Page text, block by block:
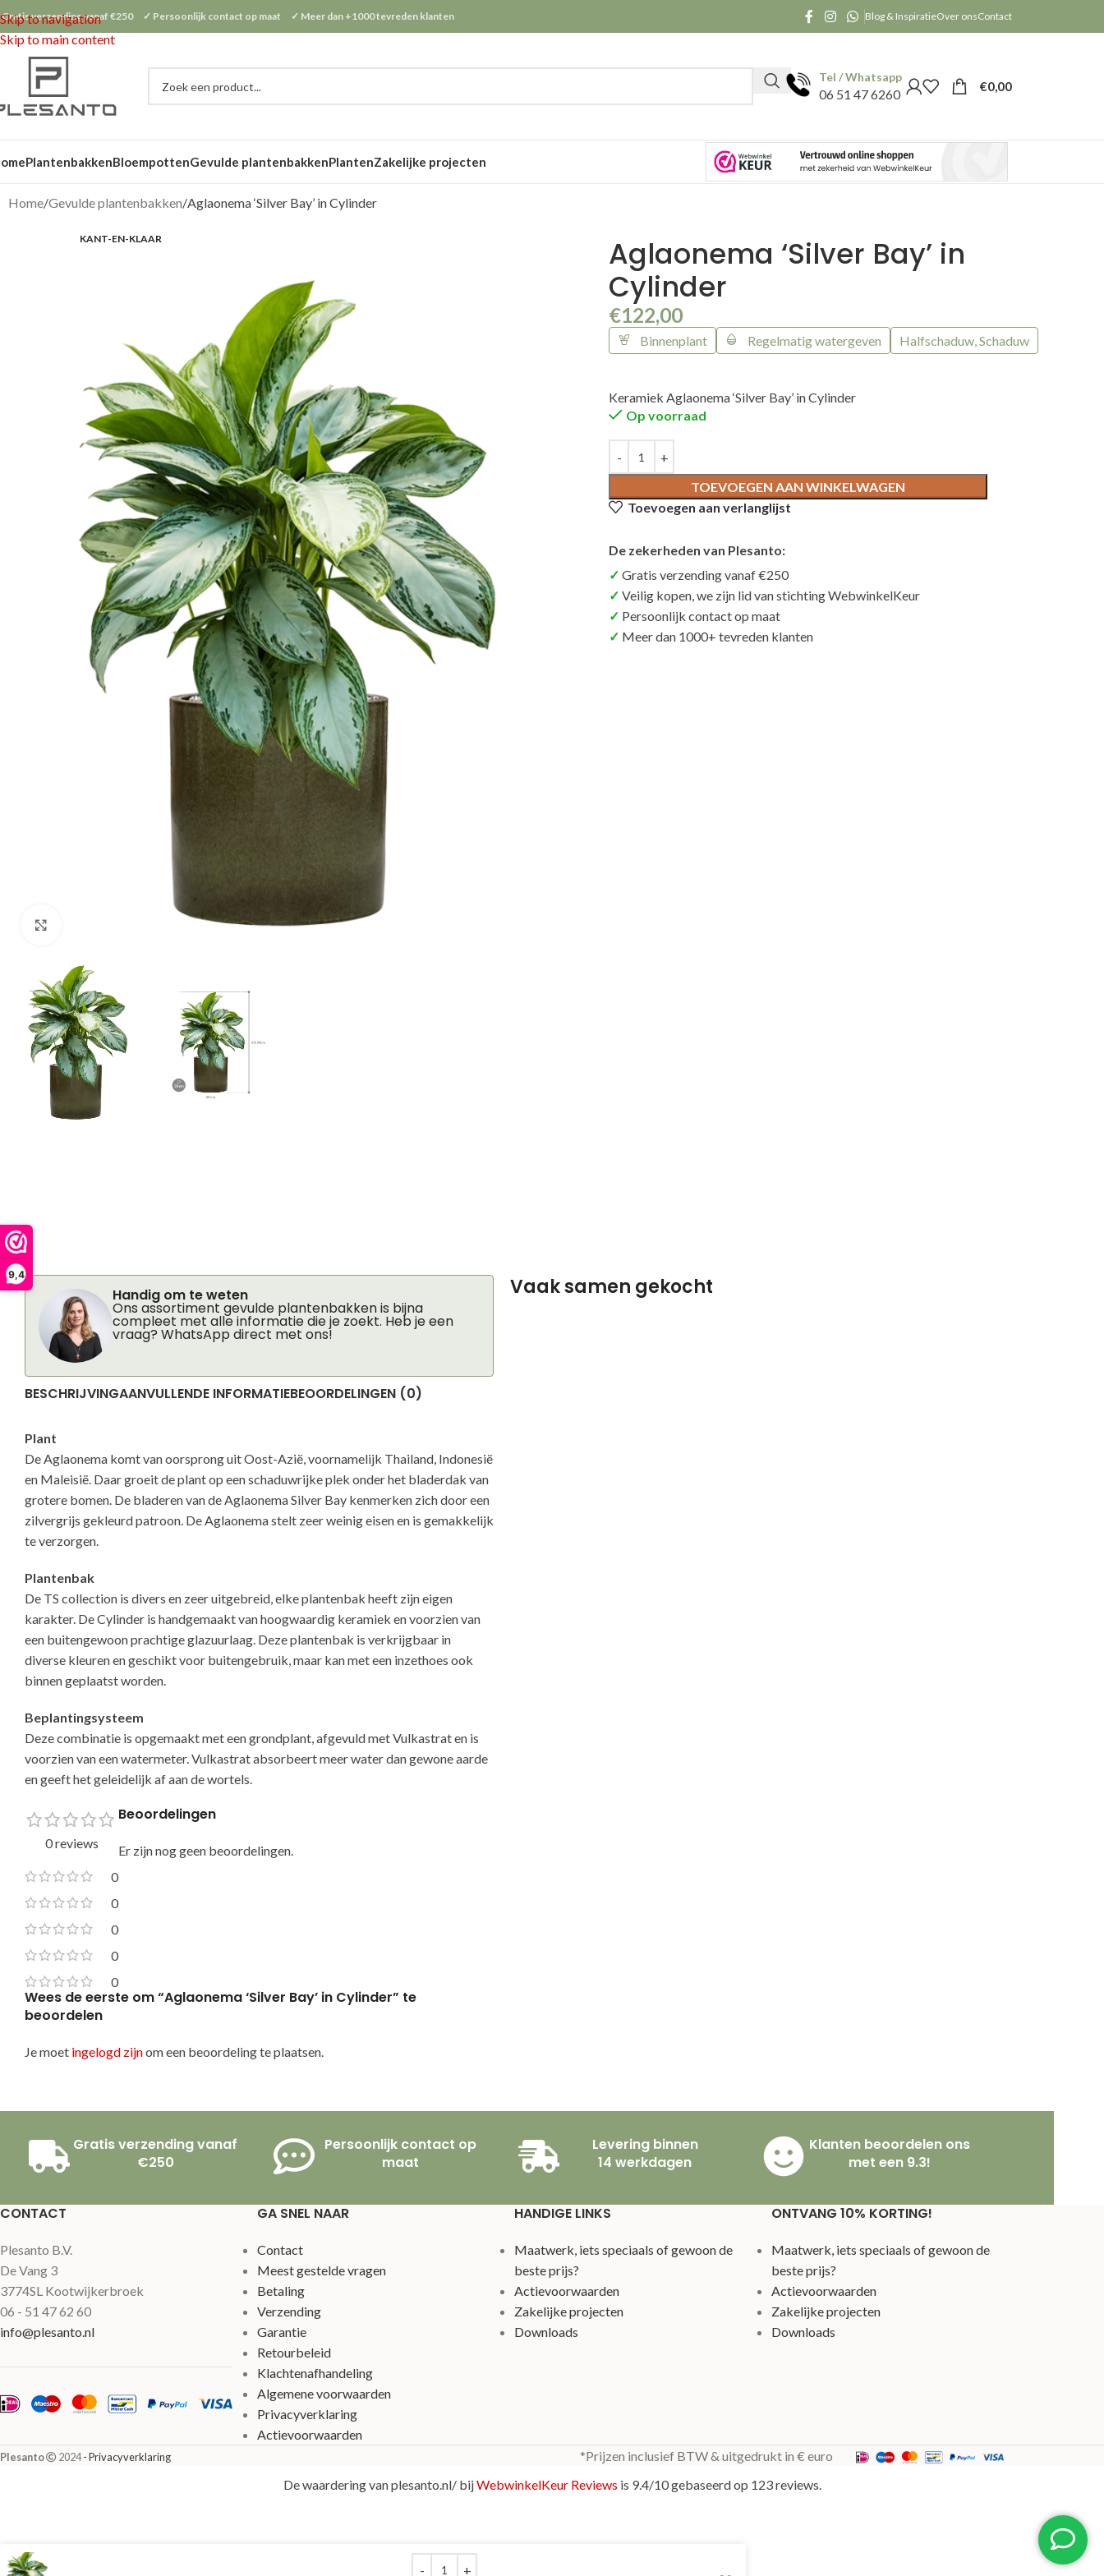
9,4
Skip to navigation
Skip to main content
verzending vanaf €250 ✓ Persoonlijk contact op maat ✓ Meer dan +1000 tevreden klanten Blog & InspiratieOver onsContact
Tel / Whatsapp
06 51 47 6260
€0,00
PlantenbakkenBloempottenGevulde plantenbakkenPlantenZakelijke projecten
Home Gevulde plantenbakken Aglaonema ‘Silver Bay’ in Cylinder
KANT-EN-KLAAR
Aglaonema ‘Silver Bay’ in
Cylinder
€122,00
Binnenplant Regelmatig watergeven Halfschaduw, Schaduw
Keramiek Aglaonema ‘Silver Bay’ in Cylinder
Op voorraad
TOEVOEGEN AAN WINKELWAGEN
Toevoegen aan verlanglijst
De zekerheden van Plesanto:
Gratis verzending vanaf €250
Veilig kopen, we zijn lid van stichting WebwinkelKeur
Persoonlijk contact op maat
Meer dan 1000+ tevreden klanten
Handig om te weten
Ons assortiment gevulde plantenbakken is bijna
compleet met alle informatie die je zoekt. Heb je een
vraag? WhatsApp direct met ons!
BESCHRIJVINGAANVULLENDE INFORMATIEBEOORDELINGEN (0)
Plant
De Aglaonema komt van oorsprong uit Oost-Azië, voornamelijk Thailand, Indonesië
en Maleisië. Daar groeit de plant op een schaduwrijke plek onder het bladerdak van
grotere bomen. De bladeren van de Aglaonema Silver Bay kenmerken zich door een
zilvergrijs gekleurd patroon. De Aglaonema stelt zeer weinig eisen en is gemakkelijk
te verzorgen.
Plantenbak
De TS collection is divers en zeer uitgebreid, elke plantenbak heeft zijn eigen
karakter. De Cylinder is handgemaakt van hoogwaardig keramiek en voorzien van
een buitengewoon prachtige glazuurlaag. Deze plantenbak is verkrijgbaar in
diverse kleuren en geschikt voor buitengebruik, maar kan met een inzethoes ook
binnen geplaatst worden.
Beplantingsysteem
Deze combinatie is opgemaakt met een grondplant, afgevuld met Vulkastrat en is
voorzien van een watermeter. Vulkastrat absorbeert meer water dan gewone aarde
en geeft het geleidelijk af aan de wortels.
0 reviews
0
0
0
0
0
Beoordelingen
Er zijn nog geen beoordelingen.
Wees de eerste om “Aglaonema ‘Silver Bay’ in Cylinder” te
beoordelen
Je moet ingelogd zijnom een beoordeling te plaatsen.
Vaak samen gekocht
Gratis verzending vanaf
€250
Persoonlijk contact op
maat
Levering binnen
14 werkdagen
Klanten beoordelen ons
met een 9.3!
CONTACT
Plesanto B.V.
De Vang 3
3774SL Kootwijkerbroek
06 - 51 47 62 60
info@plesanto.nl
GA SNEL NAAR
Contact
Meest gestelde vragen
Betaling
Verzending
Garantie
Retourbeleid
Klachtenafhandeling
Algemene voorwaarden
Privacyverklaring
Actievoorwaarden
HANDIGE LINKS
Maatwerk, iets speciaals of gewoon de
beste prijs?
Actievoorwaarden
Zakelijke projecten
Downloads
ONTVANG 10% KORTING!
Maatwerk, iets speciaals of gewoon de
beste prijs?
Actievoorwaarden
Zakelijke projecten
Downloads
Plesanto 2024- Privacyverklaring *Prijzen inclusief BTW & uitgedrukt in € euro
De waardering van plesanto.nl/ bijWebwinkelKeur Reviews is 9.4/10 gebaseerd op 123 reviews.